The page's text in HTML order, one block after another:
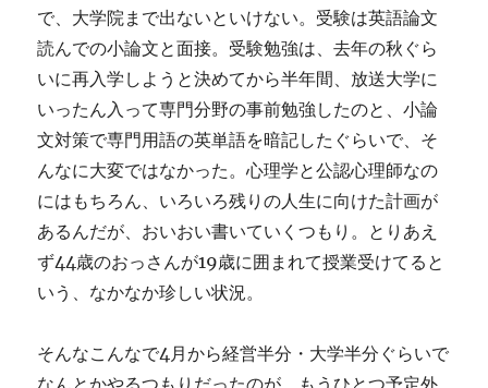
で、大学院まで出ないといけない。受験は英語論文
読んでの小論文と面接。受験勉強は、去年の秋ぐら
いに再入学しようと決めてから半年間、放送大学に
いったん入って専門分野の事前勉強したのと、小論
文対策で専門用語の英単語を暗記したぐらいで、そ
んなに大変ではなかった。心理学と公認心理師なの
にはもちろん、いろいろ残りの人生に向けた計画が
あるんだが、おいおい書いていくつもり。とりあえ
ず44歳のおっさんが19歳に囲まれて授業受けてると
いう、なかなか珍しい状況。
そんなこんなで4月から経営半分・大学半分ぐらいで
なんとかやるつもりだったのが、もうひとつ予定外